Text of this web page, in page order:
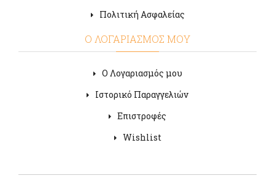
Πολιτική Ασφαλείας
Ο ΛΟΓΑΡΙΑΣΜΟΣ ΜΟΥ
Ο Λογαριασμός μου
Ιστορικό Παραγγελιών
Επιστροφές
Wishlist